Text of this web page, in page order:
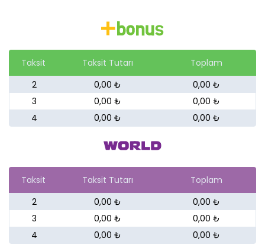
Taksit Taksit Tutarı
Toplam
2
0,00 ₺
0,00 ₺
3
0,00 ₺
0,00 ₺
4
0,00 ₺ 0,00 ₺
Taksit Taksit Tutarı
Toplam
2
0,00 ₺
0,00 ₺
3
0,00 ₺
0,00 ₺
4
0,00 ₺ 0,00 ₺